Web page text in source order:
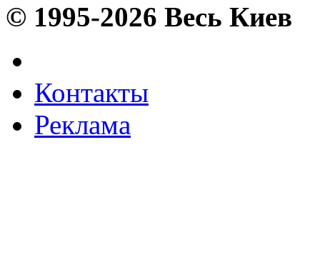
© 1995-2026 Весь Киев
Контакты
Реклама